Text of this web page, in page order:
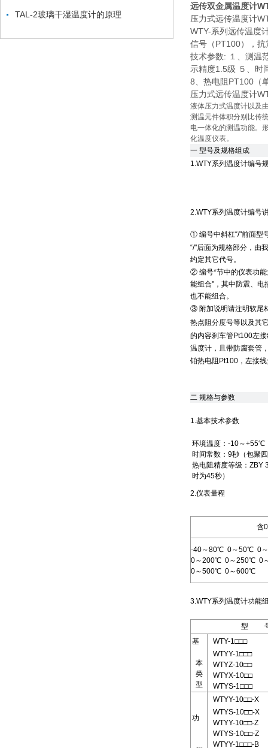
TAL-2玻璃干湿温度计的原理
远传双金属温度计
压力式远传温度计
WTY-系列远传温度
信号（PT100），
技术参数: １、
示精度1.5级 ５
8、热电阻PT100（
压力式远传温度计
液体压力式温度计以及
测温元件体积分别比传
电一体化的测温功能。
化温度仪表。
一 型号及规格组成
1.WTY系列温度计编号
2.WTY系列温度计编号
① 编号中斜杠“/"前面型
“/"后面为规格部分，由
约定其它代号。
② 编号*节中的仪表功能
能组合"，其中防震、电
也不能组合。
③ 附加说明请注明软尾
热点阻分度号等以及其
的内容刹车管Pt100左
温度计，且带防腐套管
铂热电阻Pt100，左接
二 规格与参数
1.基本技术参数
环境温度：-10～
时间常数：9秒（包聚
热电阻精度等级：ZBY
时为45秒）
2.仪表量程
含
-40～80℃ 0～50℃ 0
0～200℃ 0～250℃ 0
0～500℃ 0～600℃
3.WTY系列温度计功能
型
基
本
类
型
WTY-1□□□
WTYY-1□□□
WTYZ-10□□
WTYX-10□□
WTYS-1□□□
功
WTYY-10□□-X
WTYS-10□□-X
WTYY-10□□-Z
WTYS-10□□-Z
WTYY-1□□□-B